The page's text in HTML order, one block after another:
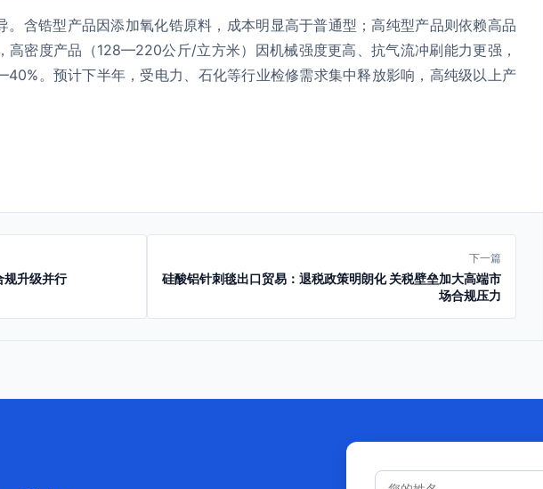
。含锆型产品因添加氧化锆原料，成本明显高于普通型；高纯型产品则依赖高品
高密度产品（128—220公斤/立方米）因机械强度更高、抗气流冲刷能力更强，
。预计下半年，受电力、石化等行业检修需求集中释放影响，高纯级以上产
规升级并行
下一篇
硅酸铝针刺毯出口贸易：退税政策明朗化 关税壁垒加大高端市
场合规压力